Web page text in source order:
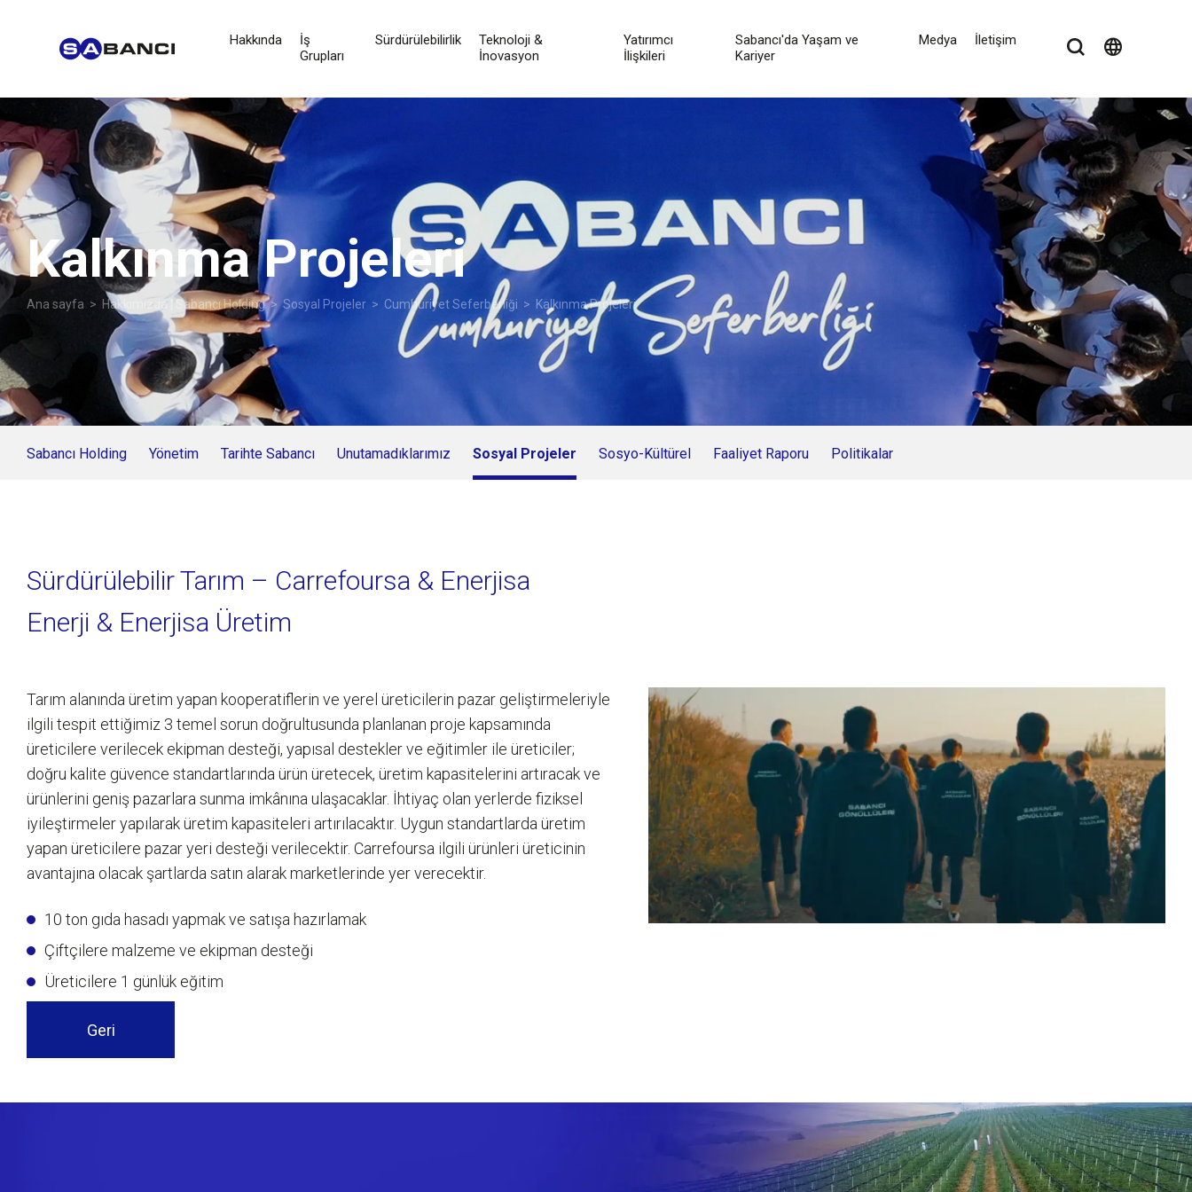
Hakkında
İş
Grupları
Sürdürülebilirlik
Teknoloji &
İnovasyon
Yatırımcı
İlişkileri
Sabancı'da Yaşam ve
Kariyer
Medya İletişim language
Kalkınma Projeleri
Ana sayfa > Hakkımızda | Sabancı Holding>Sosyal Projeler > Cumhuriyet Seferberliği > Kalkınma Projeleri
Sabancı Holding Yönetim Tarihte Sabancı Unutamadıklarımız Sosyal Projeler Sosyo-Kültürel Faaliyet Raporu Politikalar
Sürdürülebilir Tarım – Carrefoursa & Enerjisa
Enerji & Enerjisa Üretim
Tarım alanında üretim yapan kooperatiflerin ve yerel üreticilerin pazar geliştirmeleriyle
ilgili tespit ettiğimiz 3 temel sorun doğrultusunda planlanan proje kapsamında
üreticilere verilecek ekipman desteği, yapısal destekler ve eğitimler ile üreticiler;
doğru kalite güvence standartlarında ürün üretecek, üretim kapasitelerini artıracak ve
ürünlerini geniş pazarlara sunma imkânına ulaşacaklar. İhtiyaç olan yerlerde fiziksel
iyileştirmeler yapılarak üretim kapasiteleri artırılacaktır. Uygun standartlarda üretim
yapan üreticilere pazar yeri desteği verilecektir. Carrefoursa ilgili ürünleri üreticinin
avantajına olacak şartlarda satın alarak marketlerinde yer verecektir.
10 ton gıda hasadı yapmak ve satışa hazırlamak
Çiftçilere malzeme ve ekipman desteği
Üreticilere 1 günlük eğitim
Geri